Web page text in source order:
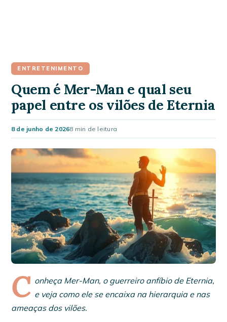
ENTRETENIMENTO
Quem é Mer-Man e qual seu
papel entre os vilões de Eternia
8 de junho de 20268 min de leitura
C onheça Mer-Man, o guerreiro anfíbio de Eternia,
e veja como ele se encaixa na hierarquia e nas
ameaças dos vilões.